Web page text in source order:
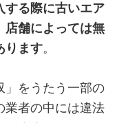
する際に古いエア
店舗によっては無
ります。
」をうたう一部の
業者の中には違法